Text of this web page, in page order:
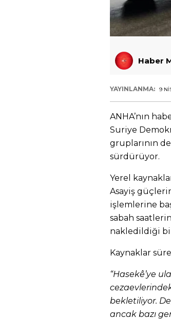
Haber
YAYINLANMA: 9
ANHA’nın
Suriye
gruplarının
sürdürüyor.
Yerel
Asayiş
işlemlerine
sabah
nakledildiği
Kaynaklar
“Hasekê’ye
bekletiliyor.
ancak bazı